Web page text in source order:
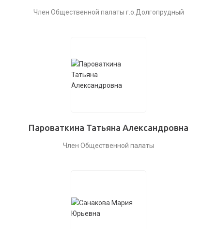
Член Общественной палаты г.о.Долгопрудный
Пароваткина Татьяна Александровна
Член Общественной палаты